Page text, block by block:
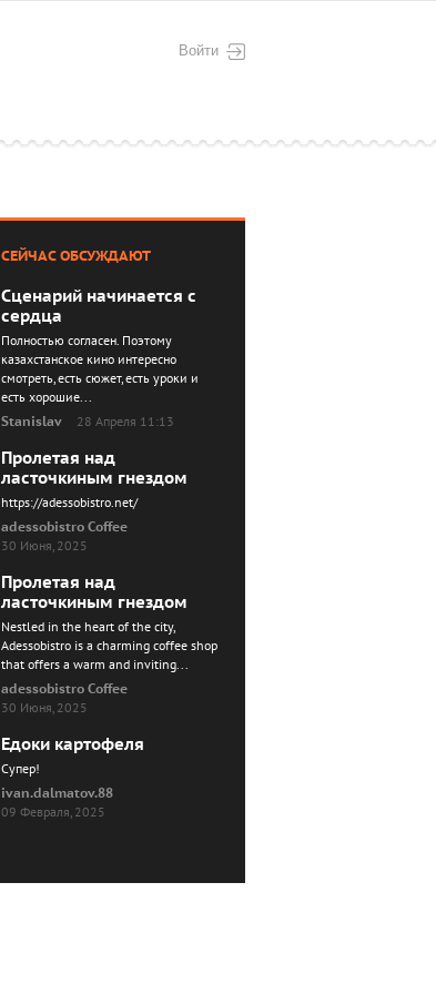
Войти
СЕЙЧАС ОБСУЖДАЮТ
Сценарий начинается с
сердца
Полностью согласен. Поэтому
казахстанское кино интересно
смотреть, есть сюжет, есть уроки и
есть хорошие...
Stanislav
28 Апреля 11:13
Пролетая над
ласточкиным гнездом
https://adessobistro.net/
adessobistro Coffee
30 Июня, 2025
Пролетая над
ласточкиным гнездом
Nestled in the heart of the city,
Adessobistro is a charming coffee shop
that offers a warm and inviting...
adessobistro Coffee
30 Июня, 2025
Едоки картофеля
Cупер!
ivan.dalmatov.88
09 Февраля, 2025